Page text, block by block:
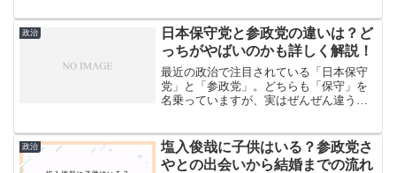
との矛盾など、複雑な事情があることが
わかってきました。また、...
政治
日本保守党と参政党の違いは？ど
っちがやばいのかも詳しく解説！
最近の政治で注目されている「日本保守
党」と「参政党」。どちらも「保守」を
名乗っていますが、実はぜんぜん違う政
の考え方や政策には大きな違いがありま
す。中には「どっちがやば...
政治
塩入俊哉に子供はいる？参政党さ
やとの出会いから結婚までの流れ